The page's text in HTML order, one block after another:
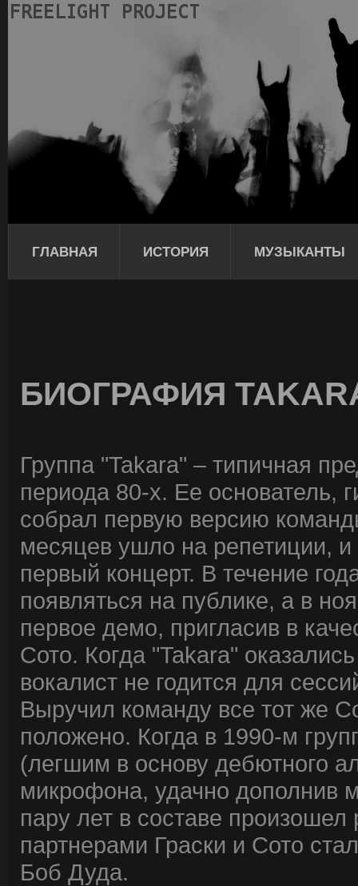
ГЛАВНАЯ ИСТОРИЯ МУЗЫКАНТЫ
БИОГРАФИЯ
Группа "Takara" – типичная
периода 80-х. Ее основатель,
собрал первую версию
месяцев ушло на репетиции, и
первый концерт. В течение
появляться на публике, а в
первое демо, пригласив в
Сото. Когда "Takara"
вокалист не годится для
Выручил команду все тот же
положено. Когда в 1990-м
(легшим в основу дебютного
микрофона, удачно дополнив
пару лет в составе
партнерами Граски и Сото
Боб Дуда.